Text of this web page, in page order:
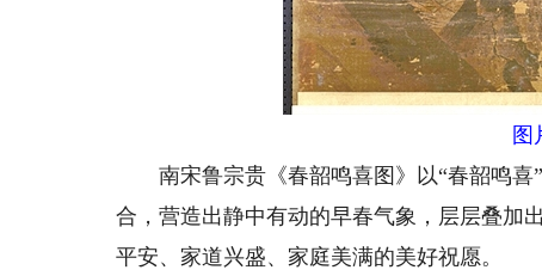
图
南宋鲁宗贵《春韶鸣喜图》以“春韶鸣喜”
合，营造出静中有动的早春气象，层层叠加
平安、家道兴盛、家庭美满的美好祝愿。